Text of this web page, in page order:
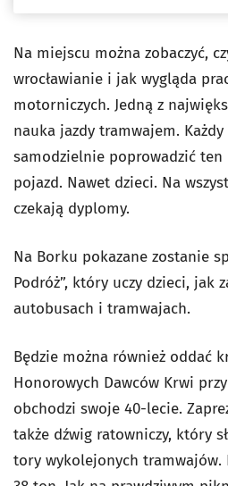
Na miejscu można zobaczyć,
wrocławianie i jak wygląda
motorniczych. Jedną z
nauka jazdy tramwajem.
samodzielnie poprowadzić
pojazd. Nawet dzieci. Na
czekają dyplomy.
Na Borku pokazane zostanie
Podróż”, który uczy dzieci, jak
autobusach i tramwajach.
Będzie można również oddać
Honorowych Dawców Krwi
obchodzi swoje 40-lecie.
także dźwig ratowniczy, który
tory wykolejonych tramwajów.